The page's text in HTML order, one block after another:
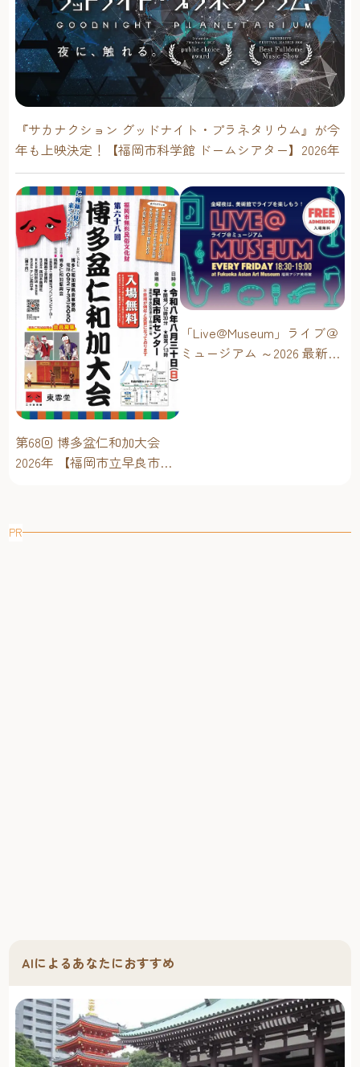
『サカナクション グッドナイト・プラネタリウム』が今
年も上映決定！【福岡市科学館 ドームシアター】2026年
第68回 博多盆仁和加大会
2026年 【福岡市立早良市民
「Live@Museum」ライブ＠
ミュージアム ～2026 最新イ
PR
AIによるあなたにおすすめ